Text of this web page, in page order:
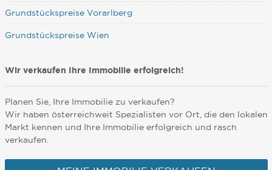
Grundstückspreise Vorarlberg
Grundstückspreise Wien
Wir verkaufen Ihre Immobilie erfolgreich!
Planen Sie, Ihre Immobilie zu verkaufen?
Wir haben österreichweit Spezialisten vor Ort, die den lokalen
Markt kennen und Ihre Immobilie erfolgreich und rasch
verkaufen.